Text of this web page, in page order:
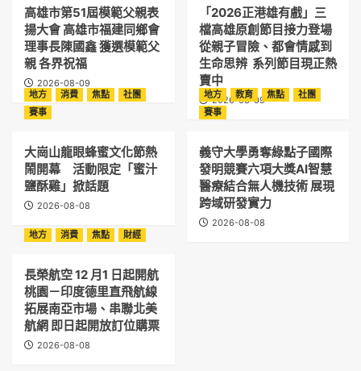
高雄市第51屆模範父親表
揚大會 高雄市福建同鄉會
理事長陳國鑫 獲選模範父
親 各界祝福
2026-08-09
「2026正港雄有戲」三
檔高雄原創節目接力登場
從親子冒險、都會情感到
生命思辨 系列節目現正熱
賣中
2026-08-09
地方 消費 焦點
社團
賽事
大崗山龍眼蜂蜜文化節熱
鬧開幕 活動限定「蜜汁
鹽酥雞」掀話題
2026-08-08
地方 教育 焦點
社團
賽事
義守大學勇奪綠點子國際
發明競賽六項大獎AI智慧
醫療結合無人機技術 展現
跨域研發實力
2026-08-08
地方
消費 焦點 財經
長榮航空 12 月1 日起開航
桃園－印度德里直飛航線
拓展南亞市場、串聯北美
航網 即日起開放訂位購票
2026-08-08